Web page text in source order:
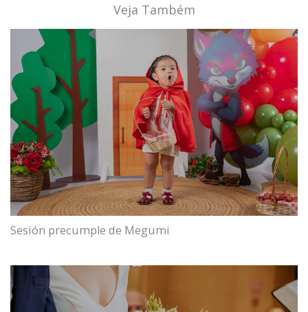
Veja Também
Sesión precumple de Megumi